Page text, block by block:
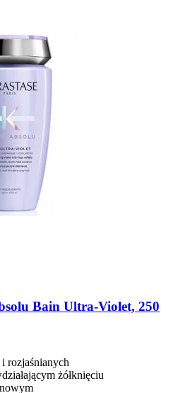
Bain Ultra-​Violet, 250
rozjaśnianych
żółknięciu